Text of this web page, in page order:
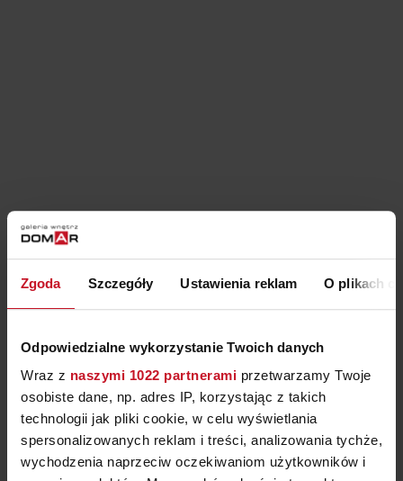
Zgoda Szczegóły Ustawienia reklam O plikach
Odpowiedzialne wykorzystanie Twoich danych
Wraz z naszymi 1022 partnerami przetwarzamy Twoje
osobiste dane, np. adres IP, korzystając z takich
technologii jak pliki cookie, w celu wyświetlania
spersonalizowanych reklam i treści, analizowania tychże,
wychodzenia naprzeciw oczekiwaniom użytkowników i